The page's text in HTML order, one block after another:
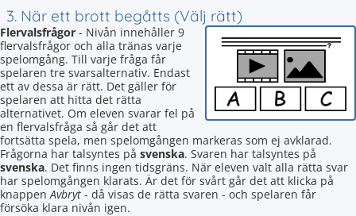
3. När ett brott begåtts (Välj rätt)
Flervalsfrågor - Nivån innehåller 9
flervalsfrågor och alla tränas varje
spelomgång. Till varje fråga får
spelaren tre svarsalternativ. Endast
ett av dessa är rätt. Det gäller för
spelaren att hitta det rätta
alternativet. Om eleven svarar fel på
en flervalsfråga så går det att
fortsätta spela, men spelomgången markeras som ej avklarad.
Frågorna har talsyntes på svenska. Svaren har talsyntes på
svenska. Det finns ingen tidsgräns. När eleven valt alla rätta svar
har spelomgången klarats. Är det för svårt går det att klicka på
knappenAvbryt - då visas de rätta svaren - och spelaren får
försöka klara nivån igen.